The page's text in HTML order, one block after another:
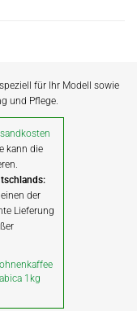
für Ihr Modell sowie
und Pflege.
kann die
der
Lieferung
1kg